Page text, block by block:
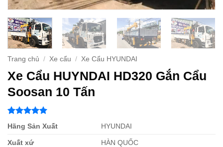
Trang chủ / Xe cẩu / Xe Cẩu HYUNDAI
Xe Cẩu HUYNDAI HD320 Gắn Cẩu
Soosan 10 Tấn
5trên 5
dựa trên
2
đánh giá
Hãng Sản Xuất HYUNDAI
Xuất xứ HÀN QUỐC